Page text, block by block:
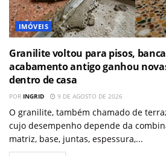
IMÓVEIS
Granilite voltou para pisos,
acabamento antigo ganhou
dentro de casa
POR INGRID 9 DE AGOSTO DE 2026
O granilite, também chamado de
cujo desempenho depende da
matriz, base, juntas, espessura,...